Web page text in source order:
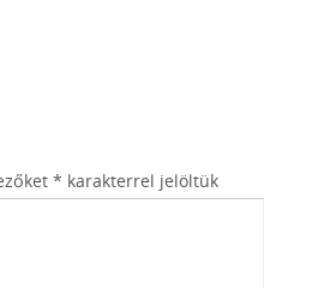
* karakterrel jelöltük